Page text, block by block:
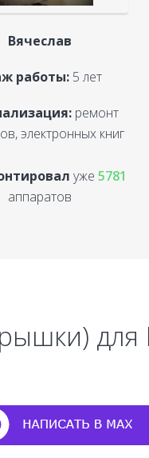
Вячеслав
работы: 5 лет
ремонт
электронных книг
уже5781
аппаратов